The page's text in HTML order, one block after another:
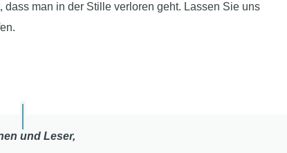
man in der Stille verloren geht. Lassen Sie uns
und Leser,